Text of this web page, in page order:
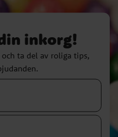
inkorg!
ta del av roliga tips,